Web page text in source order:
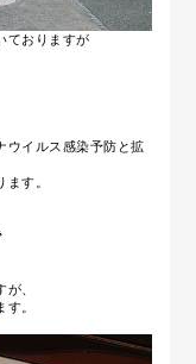
ておりますが
ウイルス感染予防と拡
す。
、
。